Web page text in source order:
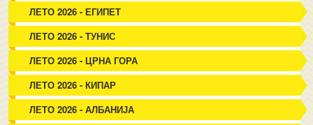
ЛЕТО 2026 - ЕГИПЕТ
ЛЕТО 2026 - ТУНИС
ЛЕТО 2026 - ЦРНА ГОРА
ЛЕТО 2026 - КИПАР
ЛЕТО 2026 - АЛБАНИЈА